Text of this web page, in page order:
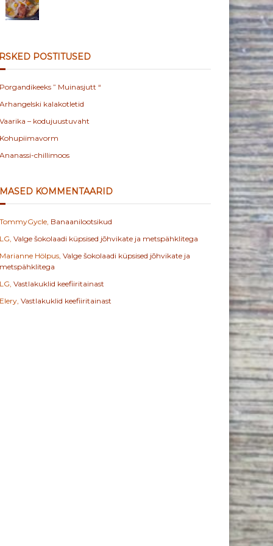
POSTITUSED
Porgandikeeks ” Muinasjutt “
Arhangelski kalakotletid
Vaarika – kodujuustuvaht
Kohupiimavorm
Ananassi-chillimoos
KOMMENTAARID
TommyGycle, Banaanilootsikud
LG, Valge šokolaadi küpsised jõhvikate ja metspähklitega
Marianne Hölpus, Valge šokolaadi küpsised jõhvikate ja
metspähklitega
LG, Vastlakuklid keefiiritainast
Elery, Vastlakuklid keefiiritainast